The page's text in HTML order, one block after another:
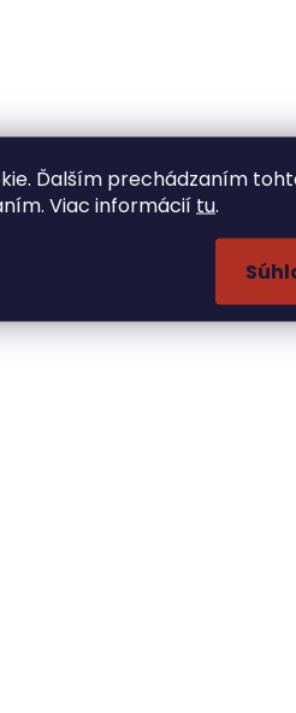
Ďalším prechádzaním
Viac informácií tu.